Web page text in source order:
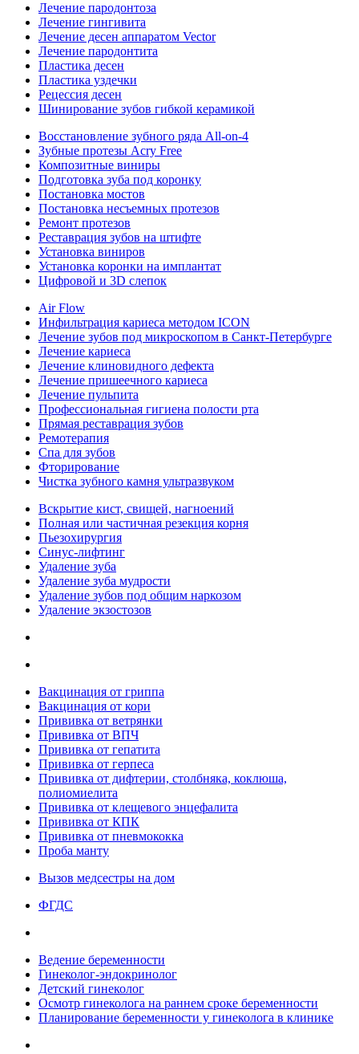
Лечение пародонтоза
Лечение гингивита
Лечение десен аппаратом Vector
Лечение пародонтита
Пластика десен
Пластика уздечки
Рецессия десен
Шинирование зубов гибкой керамикой
Восстановление зубного ряда All‑on‑4
Зубные протезы Acry Free
Композитные виниры
Подготовка зуба под коронку
Постановка мостов
Постановка несъемных протезов
Ремонт протезов
Реставрация зубов на штифте
Установка виниров
Установка коронки на имплантат
Цифровой и 3D слепок
Air Flow
Инфильтрация кариеса методом ICON
Лечение зубов под микроскопом в Санкт-Петербурге
Лечение кариеса
Лечение клиновидного дефекта
Лечение пришеечного кариеса
Лечение пульпита
Профессиональная гигиена полости рта
Прямая реставрация зубов
Ремотерапия
Спа для зубов
Фторирование
Чистка зубного камня ультразвуком
Вскрытие кист, свищей, нагноений
Полная или частичная резекция корня
Пьезохирургия
Синус-лифтинг
Удаление зуба
Удаление зуба мудрости
Удаление зубов под общим наркозом
Удаление экзостозов
Вакцинация от гриппа
Вакцинация от кори
Прививка от ветрянки
Прививка от ВПЧ
Прививка от гепатита
Прививка от герпеса
Прививка от дифтерии, столбняка, коклюша,
полиомиелита
Прививка от клещевого энцефалита
Прививка от КПК
Прививка от пневмококка
Проба манту
Вызов медсестры на дом
ФГДС
Ведение беременности
Гинеколог-эндокринолог
Детский гинеколог
Осмотр гинеколога на раннем сроке беременности
Планирование беременности у гинеколога в клинике